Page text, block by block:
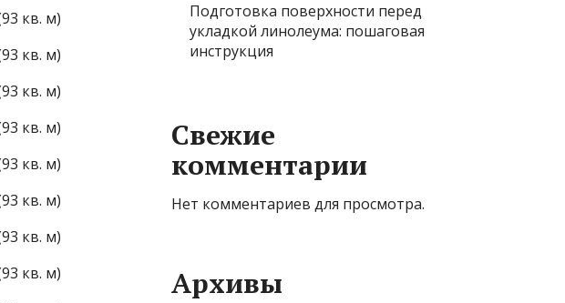
Подготовка поверхности перед
укладкой линолеума: пошаговая
инструкция
Свежие
комментарии
Нет комментариев для просмотра.
Архивы